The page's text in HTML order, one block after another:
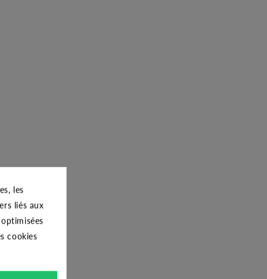
les
liés aux
cookies